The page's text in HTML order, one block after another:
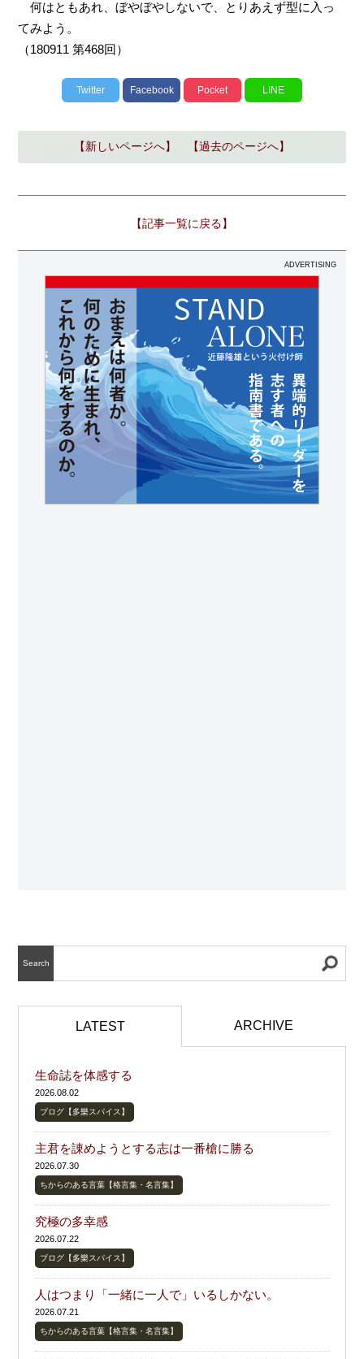
何はともあれ、ぼやぼやしないで、とりあえず型に入っ
てみよう。
（180911 第468回）
Twitter Facebook Pocket LINE
【新しいページへ】 【過去のページへ】
【記事一覧に戻る】
ADVERTISING
Search
LATEST ARCHIVE
生命誌を体感する
2026.08.02
ブログ【多樂スパイス】
主君を諌めようとする志は一番槍に勝る
2026.07.30
ちからのある言葉【格言集・名言集】
究極の多幸感
2026.07.22
ブログ【多樂スパイス】
人はつまり「一緒に一人で」いるしかない。
2026.07.21
ちからのある言葉【格言集・名言集】